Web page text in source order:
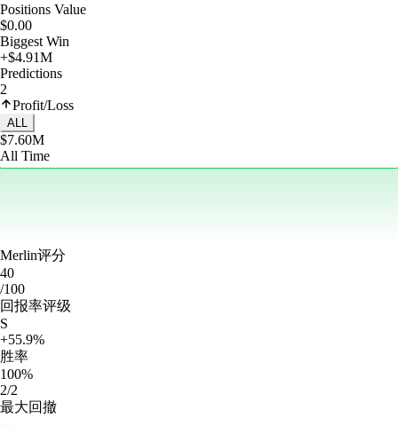
Positions Value
$0.00
Biggest Win
+$4.91M
Predictions
2
Profit/Loss
ALL
$7.60M
All Time
Merlin评分
40
/100
回报率评级
S
+55.9%
胜率
100%
2/2
最大回撤